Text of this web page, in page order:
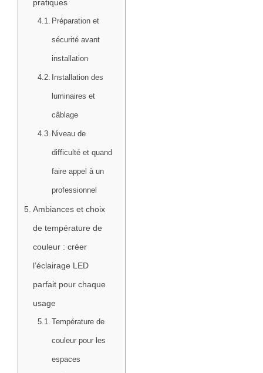
pratiques
Préparation et
sécurité avant
installation
Installation des
luminaires et
câblage
Niveau de
difficulté et quand
faire appel à un
professionnel
Ambiances et choix
de température de
couleur : créer
l’éclairage LED
parfait pour chaque
usage
Température de
couleur pour les
espaces